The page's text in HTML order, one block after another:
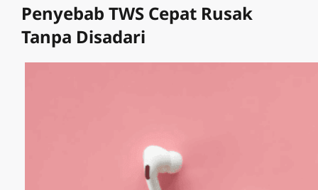
Penyebab TWS Cepat Rusak
Tanpa Disadari